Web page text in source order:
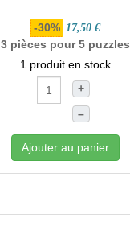
-30% 17,50 €
3 pièces pour 5 puzzles
1 produit en stock
+
–
Ajouter au panier